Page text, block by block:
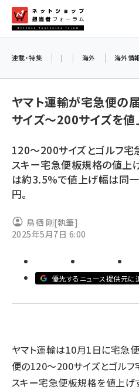
ン
ネットショ
yahoo (1905)
楽天 (1873)
アスクル (1122)
base (1079)
ビィ・フォアード (776)
revico (744)
連載・特集 | 海外 海外情
ヤマト運輸が宅急便の
サイズ～200サイズを
120〜200サイズとゴルフ宅
スキー宅急便板規格の値上
は約3.5%で値上げ幅は同
円。
鳥栖 剛[執筆]
2025年5月7日 6:00
優先するニュース提供元に
ヤマト運輸は10月1日に宅急
便の120〜200サイズとゴルフ
スキー宅急便板規格を値上げ